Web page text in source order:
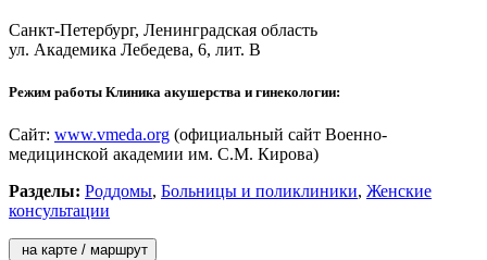
Санкт-Петербург, Ленинградская область
ул. Академика Лебедева, 6, лит. В
Режим работы Клиника акушерства и гинекологии:
Сайт: www.vmeda.org (официальный сайт Военно-
медицинской академии им. С.М. Кирова)
Разделы: Роддомы, Больницы и поликлиники, Женские
консультации
на карте / маршрут